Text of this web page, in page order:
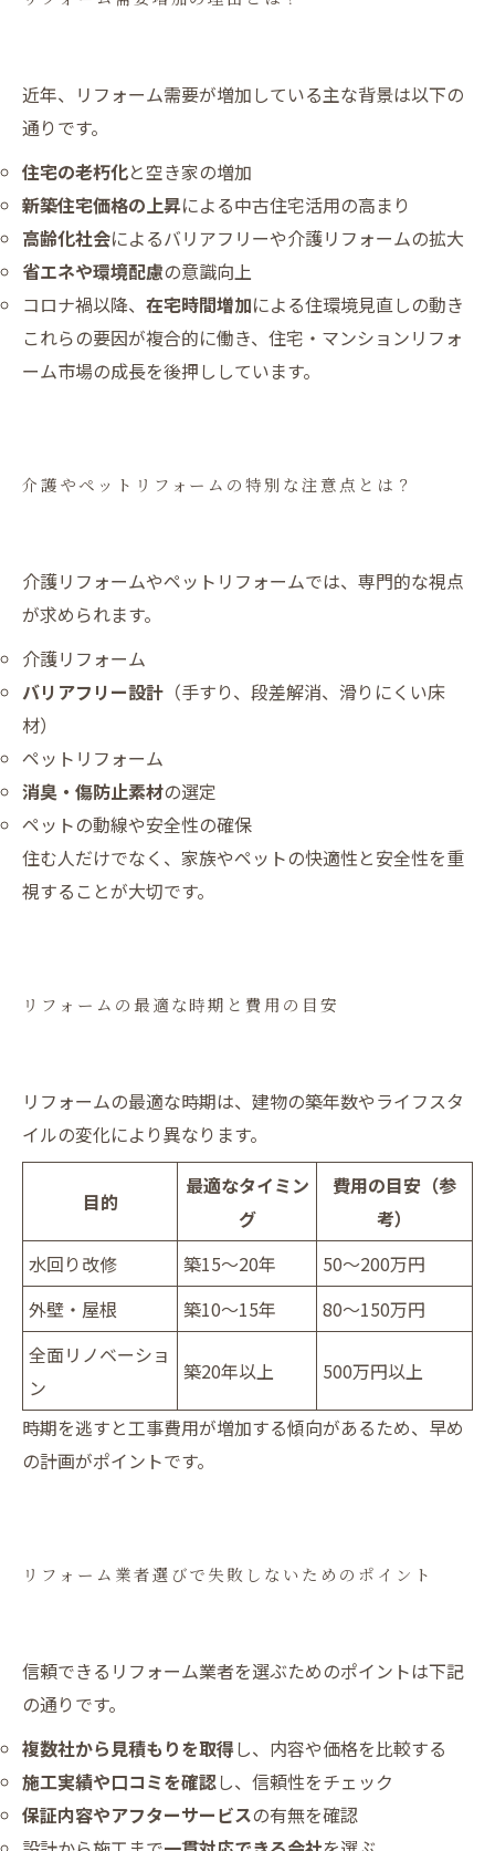
近年、リフォーム需要が増加している主な背景は以下の
通りです。
住宅の老朽化と空き家の増加
新築住宅価格の上昇による中古住宅活用の高まり
高齢化社会によるバリアフリーや介護リフォームの拡大
省エネや環境配慮の意識向上
コロナ禍以降、 在宅時間増加による住環境見直しの動き
これらの要因が複合的に働き、住宅・マンションリフォ
ーム市場の成長を後押ししています。
介護やペットリフォームの特別な注意点とは？
介護リフォームやペットリフォームでは、専門的な視点
が求められます。
介護リフォーム
バリアフリー設計 （手すり、段差解消、滑りにくい床
材）
ペットリフォーム
消臭・傷防止素材の選定
ペットの動線や安全性の確保
住む人だけでなく、家族やペットの快適性と安全性を重
視することが大切です。
リフォームの最適な時期と費用の目安
リフォームの最適な時期は、建物の築年数やライフスタ
イルの変化により異なります。
目的
最適なタイミン
グ
費用の目安（参
考）
水回り改修
築15～20年
50～200万円
外壁・屋根
築10～15年
80～150万円
全面リノベーショ
ン
築20年以上 500万円以上
時期を逃すと工事費用が増加する傾向があるため、早め
の計画がポイントです。
リフォーム業者選びで失敗しないためのポイント
信頼できるリフォーム業者を選ぶためのポイントは下記
の通りです。
複数社から見積もりを取得し、内容や価格を比較する
施工実績や口コミを確認し、信頼性をチェック
保証内容やアフターサービスの有無を確認